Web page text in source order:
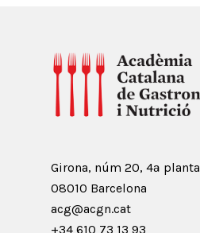
Girona, núm 20, 4ª planta
08010 Barcelona
acg@acgn.cat
+34 610 73 13 93